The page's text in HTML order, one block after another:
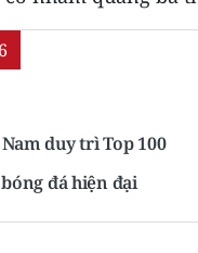
duy trì Top 100
đá hiện đại